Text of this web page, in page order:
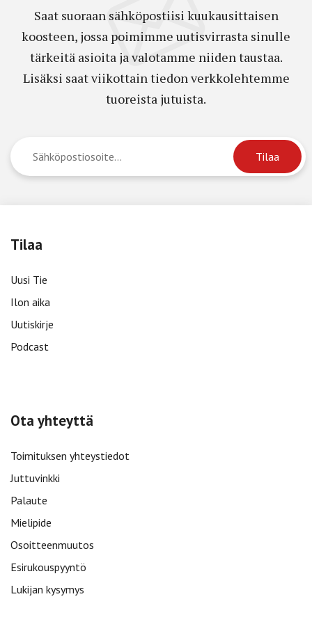
Saat suoraan sähköpostiisi kuukausittaisen
koosteen, jossa poimimme uutisvirrasta sinulle
tärkeitä asioita ja valotamme niiden taustaa.
Lisäksi saat viikottain tiedon verkkolehtemme
tuoreista jutuista.
Tilaa
Uusi Tie
Ilon aika
Uutiskirje
Podcast
Ota yhteyttä
Toimituksen yhteystiedot
Juttuvinkki
Palaute
Mielipide
Osoitteenmuutos
Esirukouspyyntö
Lukijan kysymys